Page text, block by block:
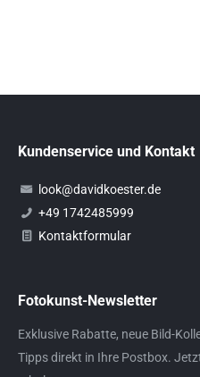
Kundenservice und Kontakt
look@davidkoester.de
+49 1742485999
Kontaktformular
Fotokunst-Newsletter
Exklusive Rabatte, neue Bild-
Tipps direkt in Ihre Postbox.